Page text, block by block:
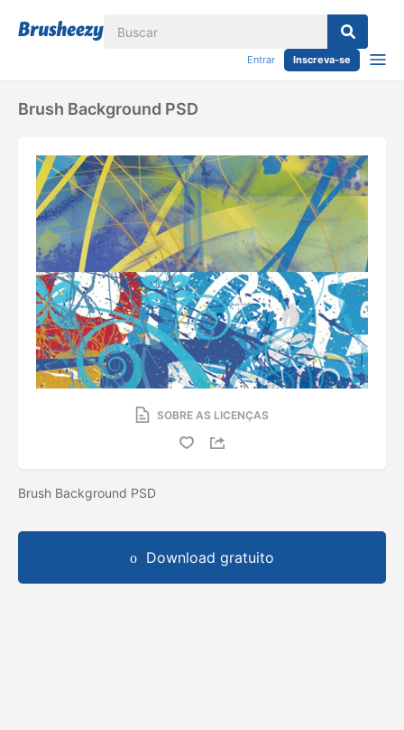
Entrar Inscreva-se
Brush Background PSD
SOBRE AS LICENÇAS
Brush Background PSD
Download gratuito